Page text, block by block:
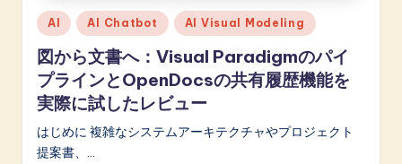
&
S
o
f
t
Posted
in
AI AI Chatbot AI Visual Modeling
図から文書へ：Visual Paradigmのパイ
プラインとOpenDocsの共有履歴機能を
実際に試したレビュー
はじめに 複雑なシステムアーキテクチャやプロジェクト
提案書、…